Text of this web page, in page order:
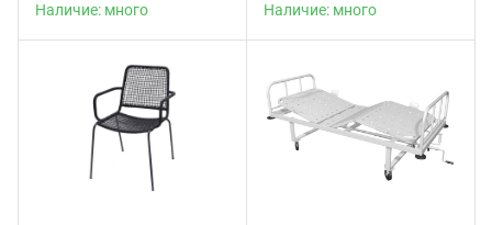
Наличие: много Наличие: много